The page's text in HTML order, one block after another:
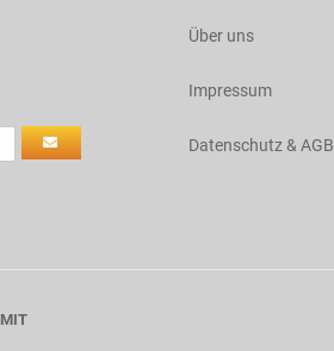
Über uns
Impressum
Datenschutz & AGB
MIT